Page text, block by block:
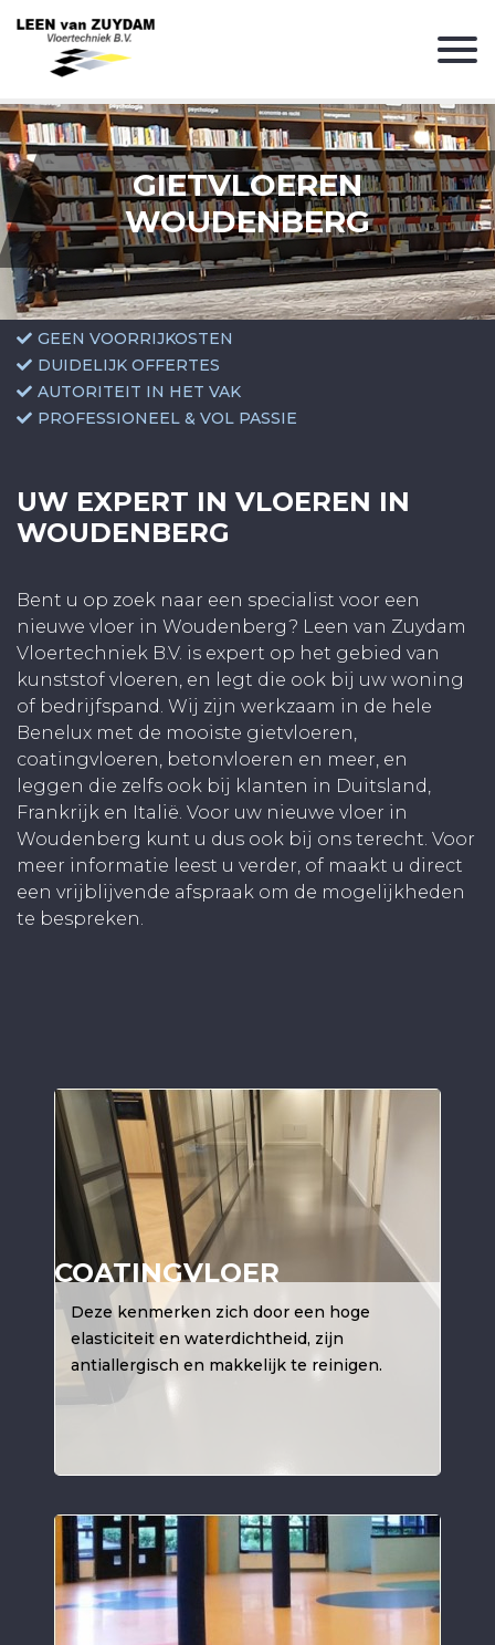
GIETVLOEREN
WOUDENBERG
GEEN VOORRIJKOSTEN
DUIDELIJK OFFERTES
AUTORITEIT IN HET VAK
PROFESSIONEEL & VOL PASSIE
UW EXPERT IN VLOEREN IN
WOUDENBERG
Bent u op zoek naar een specialist voor een
nieuwe vloer in Woudenberg? Leen van Zuydam
Vloertechniek B.V. is expert op het gebied van
kunststof vloeren, en legt die ook bij uw woning
of bedrijfspand. Wij zijn werkzaam in de hele
Benelux met de mooiste gietvloeren,
coatingvloeren, betonvloeren en meer, en
leggen die zelfs ook bij klanten in Duitsland,
Frankrijk en Italië. Voor uw nieuwe vloer in
Woudenberg kunt u dus ook bij ons terecht. Voor
meer informatie leest u verder, of maakt u direct
een vrijblijvende afspraak om de mogelijkheden
te bespreken.
COATINGVLOER
Deze kenmerken zich door een hoge
elasticiteit en waterdichtheid, zijn
antiallergisch en makkelijk te reinigen.